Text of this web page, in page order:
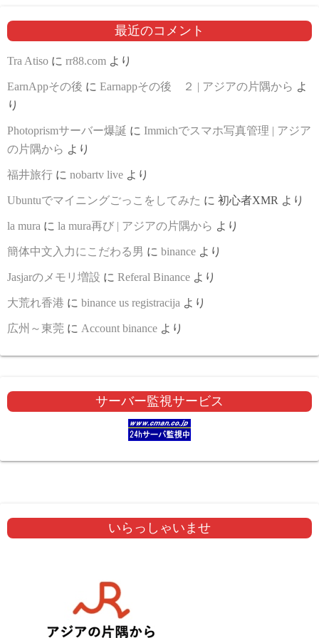
最近のコメント
Tra Atiso に rr88.com より
EarnAppその後 に Earnappその後 ２ | アジアの片隅から よ
り
Photoprismサーバー爆誕 に Immichでスマホ写真管理 | アジア
の片隅から より
福井旅行 に nobartv live より
Ubuntuでマイニングごっこをしてみた に 初心者XMR より
la mura に la mura再び | アジアの片隅から より
簡体中文入力にこだわる男 に binance より
Jasjarのメモリ増設 に Referal Binance より
大荒れ香港 に binance us registracija より
広州～東莞 に Account binance より
サーバー監視サービス
いらっしゃいませ